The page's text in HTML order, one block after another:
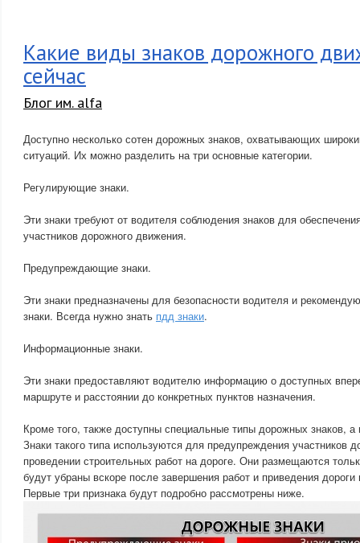
Какие виды знаков дорожного
сейчас
Блог им. alfa
Доступно несколько сотен дорожных знаков, охватывающих
ситуаций. Их можно разделить на три основные категории.
Регулирующие знаки.
Эти знаки требуют от водителя соблюдения знаков для
участников дорожного движения.
Предупреждающие знаки.
Эти знаки предназначены для безопасности водителя и
знаки. Всегда нужно знать пдд знаки.
Информационные знаки.
Эти знаки предоставляют водителю информацию о доступных
маршруте и расстоянии до конкретных пунктов назначения.
Кроме того, также доступны специальные типы дорожных знаков, а
Знаки такого типа используются для предупреждения участников
проведении строительных работ на дороге. Они размещаются
будут убраны вскоре после завершения работ и приведения
Первые три признака будут подробно рассмотрены ниже.